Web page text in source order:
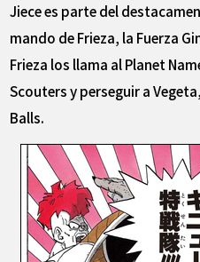
Jiece es parte del
mando de Frieza, la Fuerza
Frieza los llama al Planet
Scouters y perseguir a
Balls.